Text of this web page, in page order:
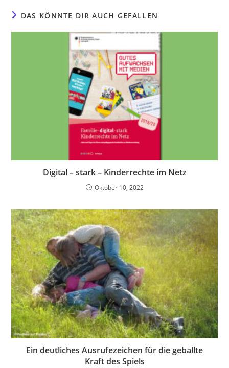
DAS KÖNNTE DIR AUCH GEFALLEN
Digital – stark – Kinderrechte im Netz
Oktober 10, 2022
Ein deutliches Ausrufezeichen für die geballte
Kraft des Spiels